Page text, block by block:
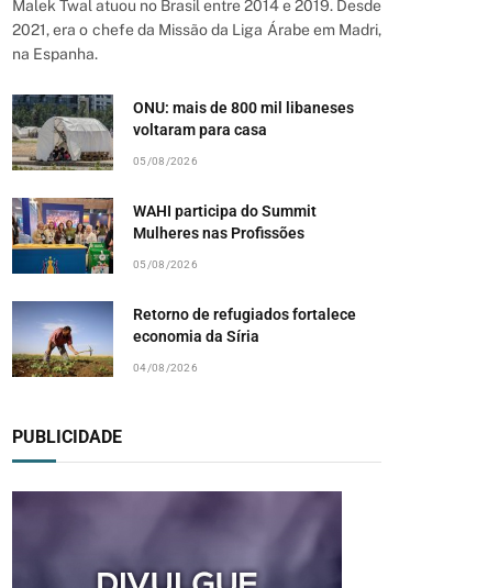
Malek Twal atuou no Brasil entre 2014 e 2019. Desde
2021, era o chefe da Missão da Liga Árabe em Madri,
na Espanha.
ONU: mais de 800 mil libaneses
voltaram para casa
05/08/2026
WAHI participa do Summit
Mulheres nas Profissões
05/08/2026
Retorno de refugiados fortalece
economia da Síria
04/08/2026
PUBLICIDADE